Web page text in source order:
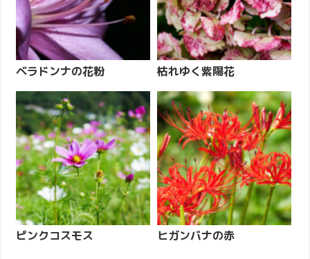
ベラドンナの花粉 枯れゆく紫陽花
ピンクコスモス ヒガンバナの赤